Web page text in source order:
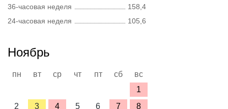
36-часовая неделя
158,4
24-часовая неделя
105,6
Ноябрь
пн вт ср чт пт сб
вс
1
2
3 4 5 6 7 8